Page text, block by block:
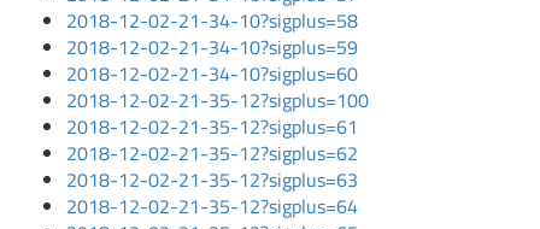
2018-12-02-21-34-10?sigplus=58
2018-12-02-21-34-10?sigplus=59
2018-12-02-21-34-10?sigplus=60
2018-12-02-21-35-12?sigplus=100
2018-12-02-21-35-12?sigplus=61
2018-12-02-21-35-12?sigplus=62
2018-12-02-21-35-12?sigplus=63
2018-12-02-21-35-12?sigplus=64